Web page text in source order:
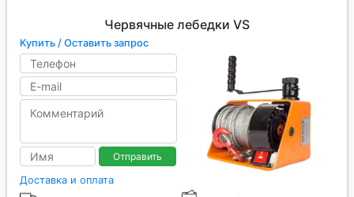
Червячные лебедки VS
Купить / Оставить запрос
Отправить
Доставка и оплата